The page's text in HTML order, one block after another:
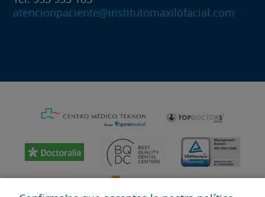
atencionpaciente@institutomaxilofacial.com